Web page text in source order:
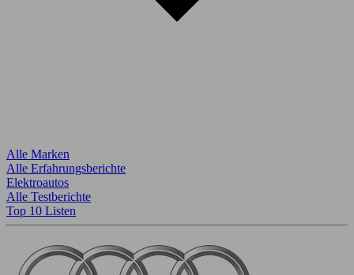
Alle Marken
Alle Erfahrungsberichte
Elektroautos
Alle Testberichte
Top 10 Listen